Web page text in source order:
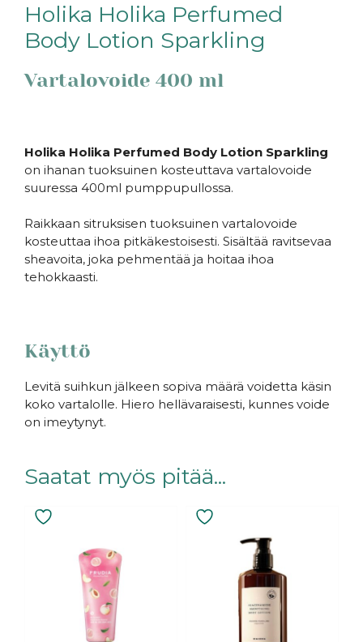
Holika Holika Perfumed
Body Lotion Sparkling
Vartalovoide 400 ml
Holika Holika Perfumed Body Lotion Sparkling
on ihanan tuoksuinen kosteuttava vartalovoide
suuressa 400ml pumppupullossa.
Raikkaan sitruksisen tuoksuinen vartalovoide
kosteuttaa ihoa pitkäkestoisesti. Sisältää ravitsevaa
sheavoita, joka pehmentää ja hoitaa ihoa
tehokkaasti.
Käyttö
Levitä suihkun jälkeen sopiva määrä voidetta käsin
koko vartalolle. Hiero hellävaraisesti, kunnes voide
on imeytynyt.
Saatat myös pitää...